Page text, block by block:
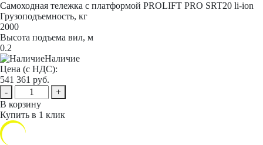
Самоходная тележка с платформой PROLIFT PRO SRT20 li-ion
Грузоподъемность, кг
2000
Высота подъема вил, м
0.2
Наличие
Цена (с НДС):
541 361 руб.
-
+
В корзину
Купить в 1 клик